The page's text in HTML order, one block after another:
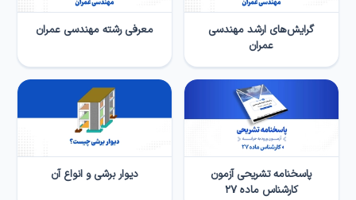
گرایش­‌های ارشد مهندسی
عمران
معرفی رشته مهندسی عمران
پاسخنامه تشریحی آزمون
کارشناس ماده ۲۷
دیوار برشی و انواع آن